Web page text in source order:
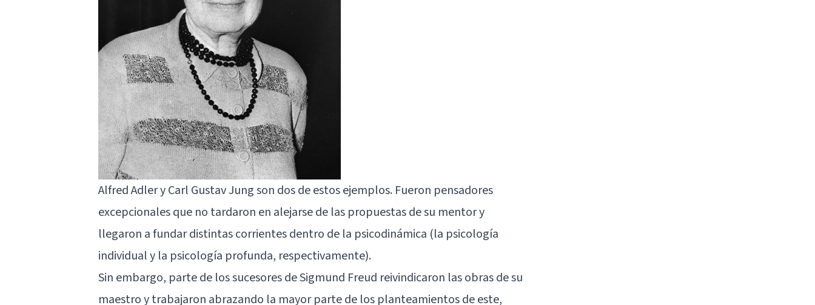
Alfred Adler yCarl Gustav Jungson dos de estos ejemplos. Fueron pensadores
excepcionales que no tardaron en alejarse de las propuestas de su mentor y
llegaron a fundar distintas corrientes dentro de la psicodinámica (la psicología
individual y la psicología profunda, respectivamente).
Sin embargo, parte de los sucesores de Sigmund Freud reivindicaron las obras de su
maestro y trabajaron abrazando la mayor parte de los planteamientos de este,